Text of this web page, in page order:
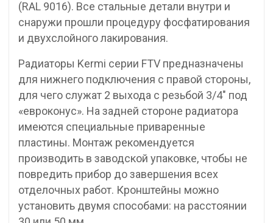
(RAL 9016). Все стальные детали внутри и
снаружи прошли процедуру фосфатирования
и двухслойного лакирования.
Радиаторы Kermi серии FTV предназначены
для нижнего подключения с правой стороны,
для чего служат 2 выхода с резьбой 3/4″ под
«евроконус». На задней стороне радиатора
имеются специальные приваренные
пластины. Монтаж рекомендуется
производить в заводской упаковке, чтобы не
повредить прибор до завершения всех
отделочных работ. Кронштейны можно
установить двумя способами: на расстоянии